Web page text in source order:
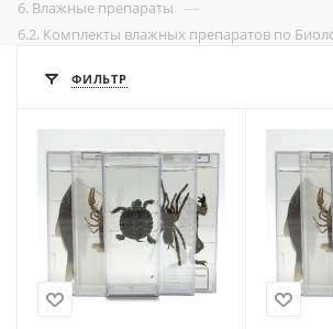
6. Влажные препараты —
6.2. Комплекты влажных препаратов по
ФИЛЬТР